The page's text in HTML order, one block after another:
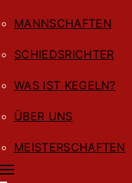
MANNSCHAFTEN
SCHIEDSRICHTER
WAS IST KEGELN?
ÜBER UNS
MEISTERSCHAFTEN